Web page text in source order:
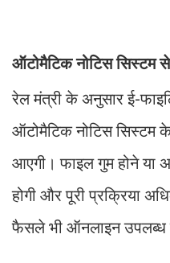
ऑटोमैटिक नोटिस सिस्टम
रेल मंत्री के अनुसार ई-
ऑटोमैटिक नोटिस सिस्टम
आएगी। फाइल गुम होने या
होगी और पूरी प्रक्रिया
फैसले भी ऑनलाइन उपलब्ध